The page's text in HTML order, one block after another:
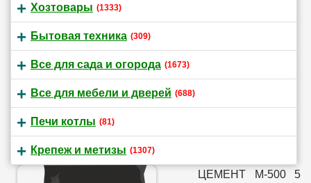
Хозтовары (1333)
Бытовая техника (309)
Все для сада и огорода (1673)
Все для мебели и дверей (688)
Печи котлы (81)
Крепеж и метизы (1307)
ЦЕМЕНТ М-500 5